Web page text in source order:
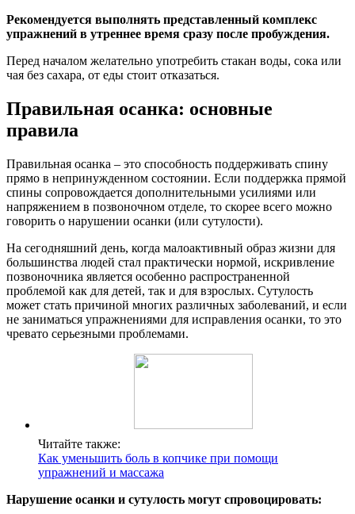
Рекомендуется выполнять представленный комплекс
упражнений в утреннее время сразу после пробуждения.
Перед началом желательно употребить стакан воды, сока или
чая без сахара, от еды стоит отказаться.
Правильная осанка: основные
правила
Правильная осанка – это способность поддерживать спину
прямо в непринужденном состоянии. Если поддержка прямой
спины сопровождается дополнительными усилиями или
напряжением в позвоночном отделе, то скорее всего можно
говорить о нарушении осанки (или сутулости).
На сегодняшний день, когда малоактивный образ жизни для
большинства людей стал практически нормой, искривление
позвоночника является особенно распространенной
проблемой как для детей, так и для взрослых. Сутулость
может стать причиной многих различных заболеваний, и если
не заниматься упражнениями для исправления осанки, то это
чревато серьезными проблемами.
Читайте также:
Как уменьшить боль в копчике при помощи
упражнений и массажа
Нарушение осанки и сутулость могут спровоцировать: